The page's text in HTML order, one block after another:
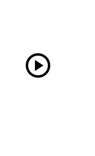
play_circle